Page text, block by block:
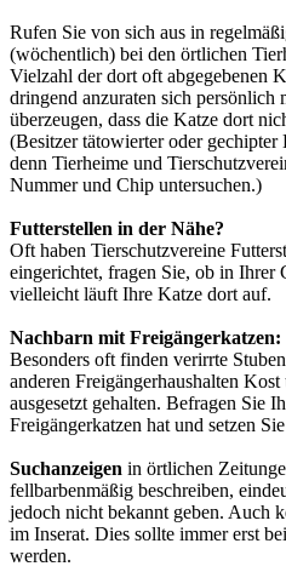
Rufen Sie von sich aus in
(wöchentlich) bei den örtlichen
Vielzahl der dort oft abgegebenen
dringend anzuraten sich persönlich
überzeugen, dass die Katze dort
(Besitzer tätowierter oder
denn Tierheime und
Nummer und Chip untersuchen.)
Futterstellen in der Nähe?
Oft haben Tierschutzvereine
eingerichtet, fragen Sie, ob in Ihrer
vielleicht läuft Ihre Katze dort auf.
Nachbarn mit Freigängerkatzen:
Besonders oft finden verirrte
anderen Freigängerhaushalten
ausgesetzt gehalten. Befragen Sie
Freigängerkatzen hat und setzen
Suchanzeigen in örtlichen
fellbarbenmäßig beschreiben,
jedoch nicht bekannt geben. Auch
im Inserat. Dies sollte immer erst
werden.